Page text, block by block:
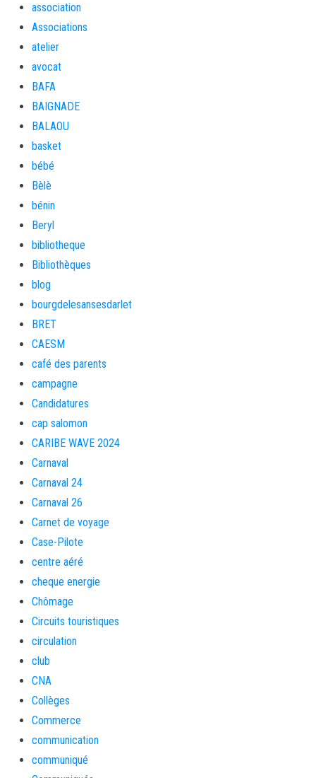
association
Associations
atelier
avocat
BAFA
BAIGNADE
BALAOU
basket
bébé
Bèlè
bénin
Beryl
bibliotheque
Bibliothèques
blog
bourgdelesansesdarlet
BRET
CAESM
café des parents
campagne
Candidatures
cap salomon
CARIBE WAVE 2024
Carnaval
Carnaval 24
Carnaval 26
Carnet de voyage
Case-Pilote
centre aéré
cheque energie
Chômage
Circuits touristiques
circulation
club
CNA
Collèges
Commerce
communication
communiqué